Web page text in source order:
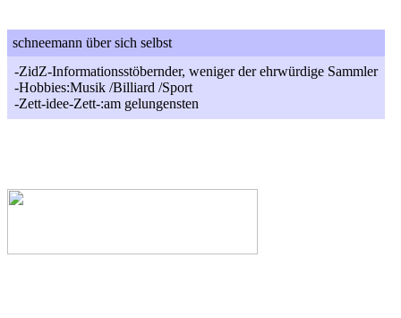
schneemann über sich selbst
-ZidZ-Informationsstöbernder, weniger der ehrwürdige Sammler
-Hobbies:Musik /Billiard /Sport
-Zett-idee-Zett-:am gelungensten